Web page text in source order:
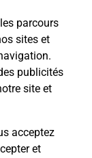
parcours
sites et
publicités
site et
acceptez
et